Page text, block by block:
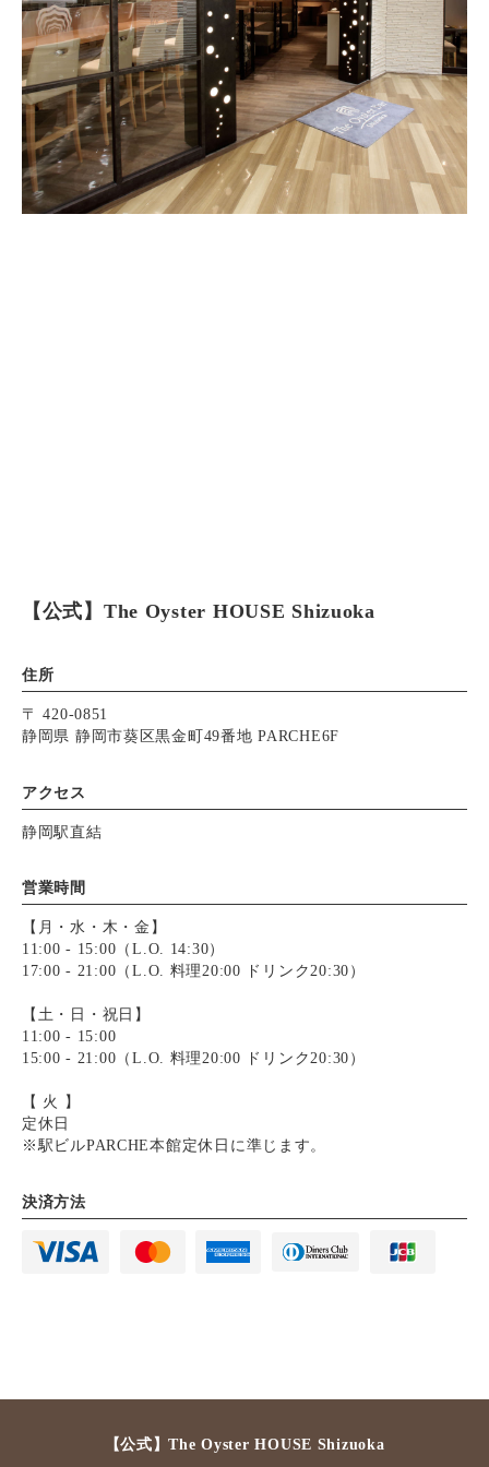
【公式】The Oyster HOUSE Shizuoka
住所
〒 420-0851
静岡県 静岡市葵区黒金町49番地 PARCHE6F
アクセス
静岡駅直結
営業時間
【月・水・木・金】
11:00 - 15:00（L.O. 14:30）
17:00 - 21:00（L.O. 料理20:00 ドリンク20:30）
【土・日・祝日】
11:00 - 15:00
15:00 - 21:00（L.O. 料理20:00 ドリンク20:30）
【 火 】
定休日
※駅ビルPARCHE本館定休日に準じます。
決済方法
【公式】The Oyster HOUSE Shizuoka